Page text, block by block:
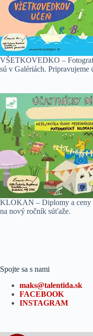
VŠETKOVEDKO –
sú v Galériách.
KLOKAN – Diplomy a ceny
na nový ročník súťaže.
Spojte sa s nami
maks@talentida.sk
FACEBOOK
INSTAGRAM